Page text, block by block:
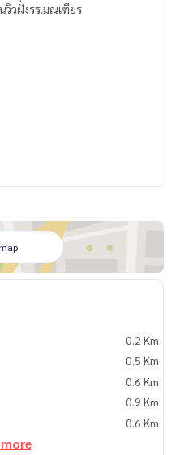
วฝั่งรร.มณเฑียร
0.2 Km
0.5 Km
0.6 Km
0.9 Km
0.6 Km